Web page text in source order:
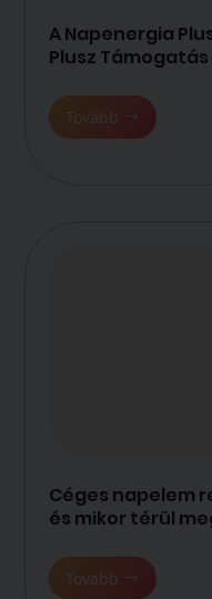
A Napenergia
Plusz Támogatás
Tovább
Céges napelem
és mikor térül
Tovább